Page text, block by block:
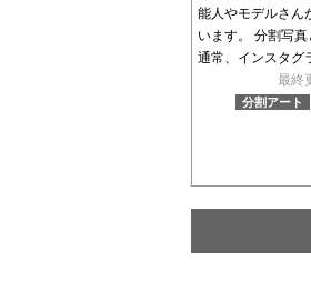
能人やモデルさん
います。 分割写真
通常、インスタグ
最終
分割アート